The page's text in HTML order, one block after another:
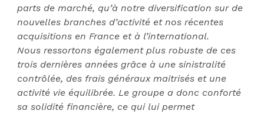
parts de marché, qu’à notre diversification sur de
nouvelles branches d’activité et nos récentes
acquisitions en France et à l’international.
Nous ressortons également plus robuste de ces
trois dernières années grâce à une sinistralité
contrôlée, des frais généraux maitrisés et une
activité vie équilibrée. Le groupe a donc conforté
sa solidité financière, ce qui lui permet